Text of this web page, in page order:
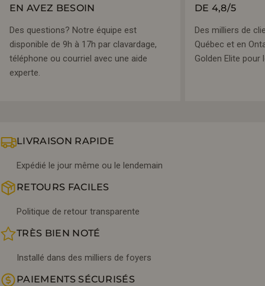
EN AVEZ BESOIN
Des questions? Notre équipe est
disponible de 9h à 17h par clavardage,
téléphone ou courriel avec une aide
experte.
DE 4,8/5
Des milliers de
Québec et en
Golden Elite pour
LIVRAISON RAPIDE
Expédié le jour même ou le lendemain
RETOURS FACILES
Politique de retour transparente
TRÈS BIEN NOTÉ
Installé dans des milliers de foyers
PAIEMENTS SÉCURISÉS